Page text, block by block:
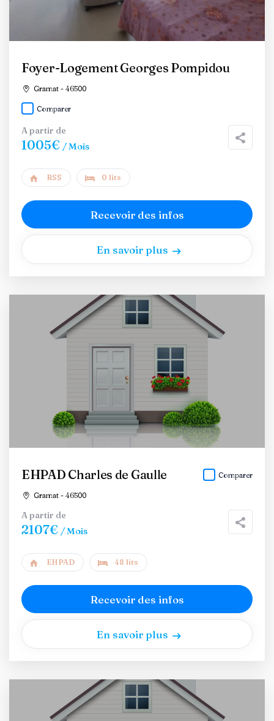
Foyer-Logement Georges Pompidou
Gramat - 46500
Comparer
A partir de
1005€ / Mois
RSS 0 lits
Recevoir des infos
En savoir plus
EHPAD Charles de Gaulle
Gramat - 46500
Comparer
A partir de
2107€ / Mois
EHPAD 48 lits
Recevoir des infos
En savoir plus